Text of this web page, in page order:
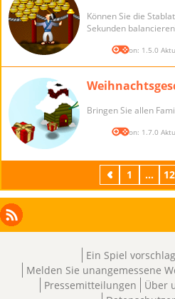
Können Sie die
Sekunden
Version: 1.5.0
Bringen Sie allen
Version: 1.7.0
Zurück
1 ... 12
Facebook
Instagram
X
LinkedIn
RSS
Ein Spiel
Melden Sie unangemessene
Pressemitteilungen
Über